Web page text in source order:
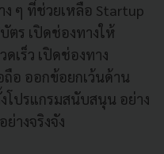
ๆ ที่ช่วยเหลือ Startup
ตร เปิดช่องทางให้
ดเร็ว เปิดช่องทาง
อ ออกข้อยกเว้นด้าน
โปรแกรมสนับสนุน อย่าง
างจริงจัง